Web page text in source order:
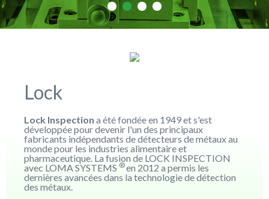
Lock
Lock Inspection a été fondée en 1949 et s'est
développée pour devenir l'un des principaux
fabricants indépendants de détecteurs de métaux au
monde pour les industries alimentaire et
pharmaceutique. La fusion de LOCK INSPECTION
avec LOMA SYSTEMS ®en 2012 a permis les
dernières avancées dans la technologie de détection
des métaux.